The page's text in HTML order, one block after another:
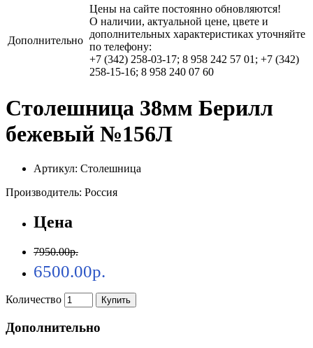
Дополнительно
Цены на сайте постоянно обновляются!
О наличии, актуальной цене, цвете и
дополнительных характеристиках уточняйте
по телефону:
+7 (342) 258-03-17; 8 958 242 57 01; +7 (342)
258-15-16; 8 958 240 07 60
Столешница 38мм Берилл
бежевый №156Л
Артикул: Столешница
Производитель: Россия
Цена
7950.00р.
6500.00р.
Количество Купить
Дополнительно